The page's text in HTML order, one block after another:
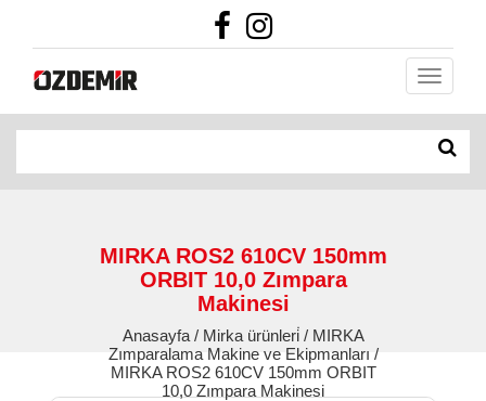
MIRKA ROS2 610CV 150mm
ORBIT 10,0 Zımpara
Makinesi
Anasayfa / Mirka ürünleri̇ / MIRKA
Zımparalama Makine ve Ekipmanları /
MIRKA ROS2 610CV 150mm ORBIT
10,0 Zımpara Makinesi